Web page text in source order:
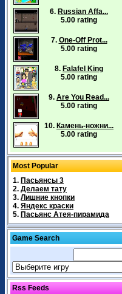
6. Russian Affa...
5.00 rating
7. One-Off Prot...
5.00 rating
8. Falafel King
5.00 rating
9. Are You Read...
5.00 rating
10. Камень-ножни...
5.00 rating
Most Popular
1. Пасьянсы 3
2. Делаем тату
3. Лишние кнопки
4. Яндекс краски
5. Пасьянс Атея-пирамида
Game Search
Rss Feeds